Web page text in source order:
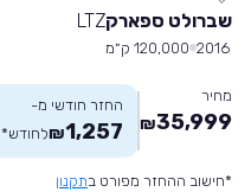
שברולט ספארקLTZ
2016 120,000 ק״מ
מחיר
35,999
₪
החזר חודשי מ-
1,257
₪לחודש*
*חישוב ההחזר מפורט בתקנון